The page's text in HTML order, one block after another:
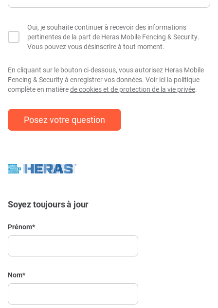
Oui, je souhaite continuer à recevoir des informations
pertinentes de la part de Heras Mobile Fencing & Security.
Vous pouvez vous désinscrire à tout moment.
En cliquant sur le bouton ci-dessous, vous autorisez Heras Mobile
Fencing & Security à enregistrer vos données. Voir ici la politique
complète en matièrede cookies et de protection de la vie privée.
Soyez toujours à jour
Prénom*
Nom*